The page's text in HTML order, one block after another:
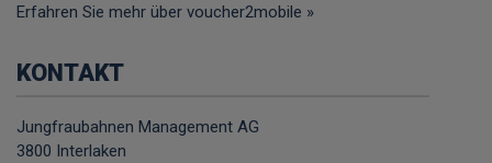
Erfahren Sie mehr über voucher2mobile »
KONTAKT
Jungfraubahnen Management AG
3800 Interlaken